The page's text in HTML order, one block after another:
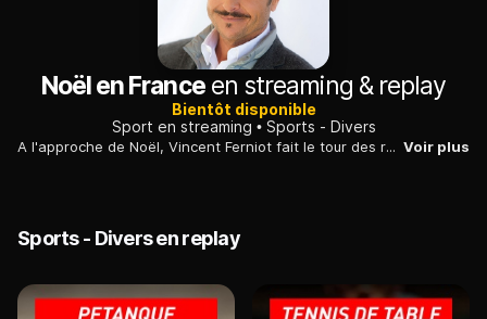
Noël en Franceen streaming & replay
Bientôt disponible
Sport en streaming
Sports - Divers
A l'approche de Noël, Vincent Ferniot fait le tour des régions de France, qui préparent activement les festivités. L'animateur découvre ainsi la diversité des traditions de Noël... Voir plus
Sports - Divers en replay